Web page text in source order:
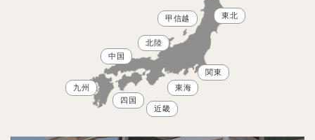
東北
甲信越
北陸
関東
東海
近畿
中国
四国
九州